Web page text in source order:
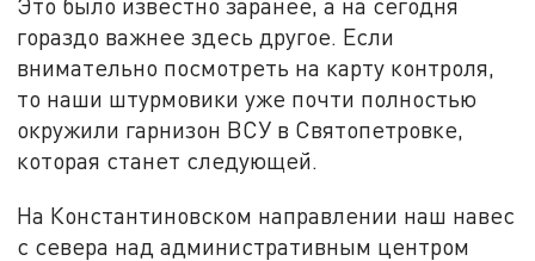
гораздо важнее здесь другое. Если
внимательно посмотреть на карту контроля,
то наши штурмовики уже почти полностью
окружили гарнизон ВСУ в Святопетровке,
которая станет следующей.
На Константиновском направлении наш навес
с севера над административным центром